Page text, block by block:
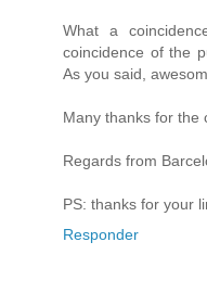
What a
coincidence of the
As you said,
Many thanks for the
Regards from
PS: thanks for your
Responder